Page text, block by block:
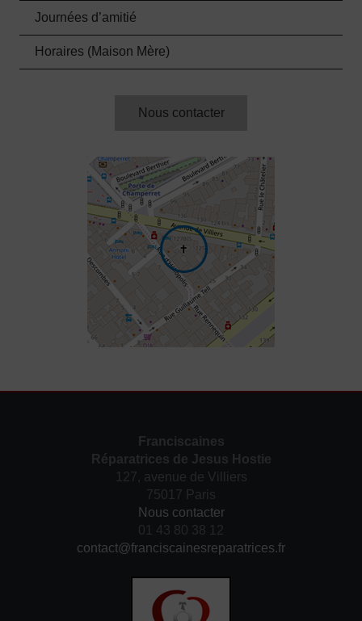
Journées d’amitié
Horaires (Maison Mère)
Nous contacter
Franciscaines
Réparatrices de Jesus Hostie
127, avenue de Villiers
75017 Paris
Nous contacter
01 43 80 38 12
contact@franciscainesreparatrices.fr